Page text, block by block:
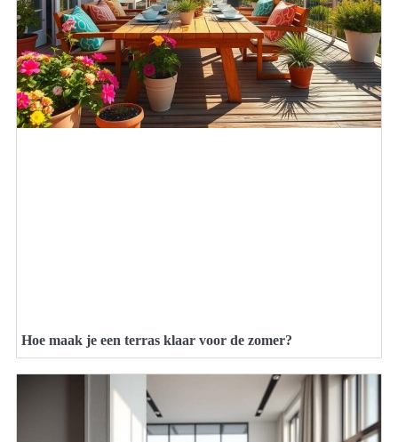
Hoe maak je een terras klaar voor de zomer?